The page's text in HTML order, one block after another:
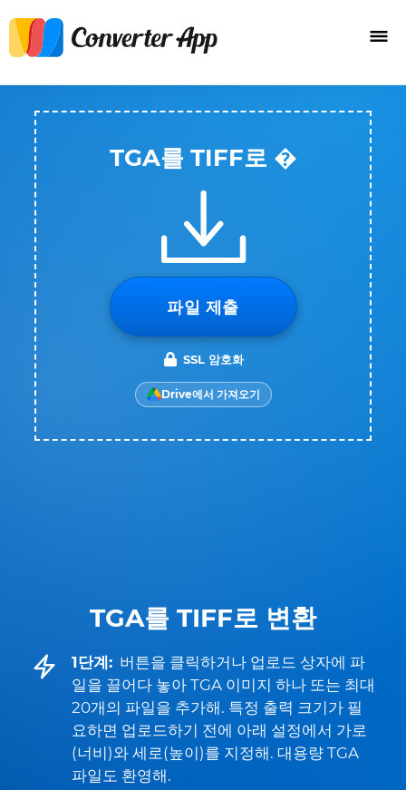
TGA를 TIFF로 변환
1단계: 버튼을 클릭하거나 업로드 상자에 파
일을 끌어다 놓아 TGA 이미지 하나 또는 최대
20개의 파일을 추가해. 특정 출력 크기가 필
요하면 업로드하기 전에 아래 설정에서 가로
(너비)와 세로(높이)를 지정해. 대용량 TGA
파일도 환영해.
TGA를 TIFF로 �
파일 제출
SSL 암호화
Drive에서 가져오기